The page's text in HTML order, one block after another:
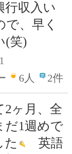
行収入い
で、早く
(笑)
6人 2件
2ヶ月、全
だ1週めで
た
英語